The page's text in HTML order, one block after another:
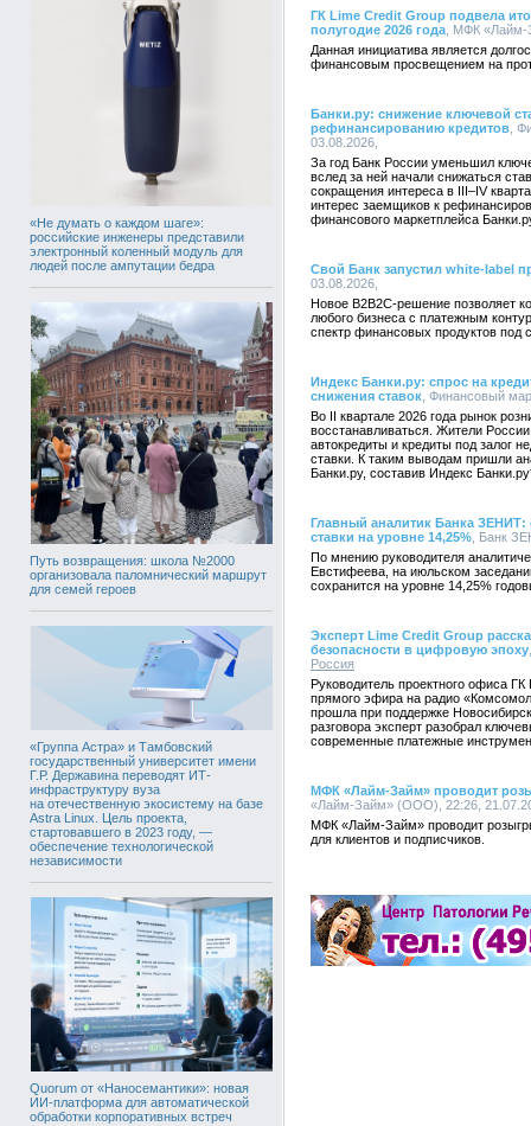
«Не думать о каждом шаге»:
российские инженеры представили
электронный коленный модуль для
людей после ампутации бедра
Путь возвращения: школа №2000
организовала паломнический маршрут
для семей героев
«Группа Астра» и Тамбовский
государственный университет имени
Г.Р. Державина переводят ИТ-
инфраструктуру вуза
на отечественную экосистему на базе
Astra Linux. Цель проекта,
стартовавшего в 2023 году, —
обеспечение технологической
независимости
Quorum от «Наносемантики»: новая
ИИ-платформа для автоматической
обработки корпоративных встреч
ГК Lime Credit Group подвела
полугодие 2026 года , МФК
Данная инициатива является
финансовым просвещением на
Банки.ру: снижение ключевой
рефинансированию кредитов ,
03.08.2026,
За год Банк России уменьшил
вслед за ней начали снижаться
сокращения интереса в III–IV
интерес заемщиков к
финансового маркетплейса
Свой Банк запустил white-label
03.08.2026,
Новое B2B2C-решение позволяет
любого бизнеса с платежным
спектр финансовых продуктов под
Индекс Банки.ру: спрос на
снижения ставок , Финансовый
Во II квартале 2026 года рынок
восстанавливаться. Жители
автокредиты и кредиты под залог
ставки. К таким выводам пришли
Банки.ру, составив Индекс
Главный аналитик Банка
ставки на уровне 14,25% , Банк
По мнению руководителя
Евстифеева, на июльском
сохранится на уровне 14,25%
Эксперт Lime Credit Group
безопасности в цифровую эпоху
Россия
Руководитель проектного офиса
прямого эфира на радио
прошла при поддержке
разговора эксперт разобрал
современные платежные
МФК «Лайм-Займ» проводит
«Лайм-Займ» (ООО), 22:26,
МФК «Лайм-Займ» проводит
для клиентов и подписчиков.